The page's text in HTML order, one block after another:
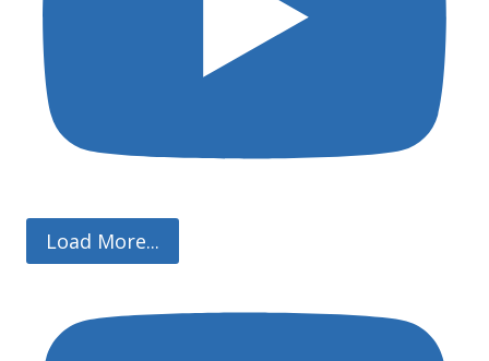
Load More...